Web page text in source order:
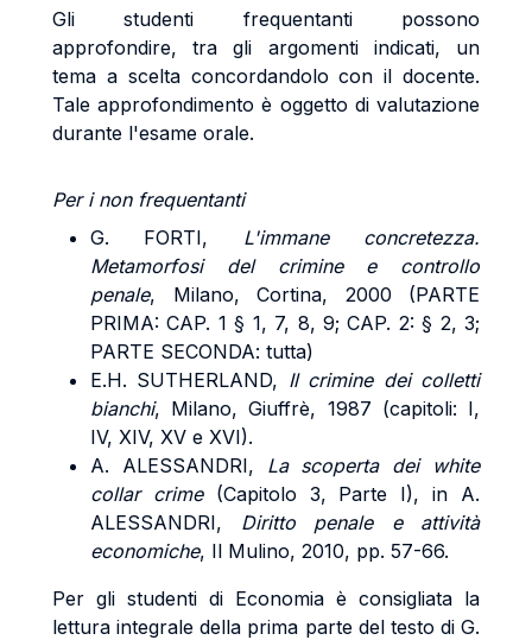
Gli studenti frequentanti possono
approfondire, tra gli argomenti indicati, un
tema a scelta concordandolo con il docente.
Tale approfondimento è oggetto di valutazione
durante l'esame orale.
Per i non frequentanti
G. FORTI, L'immane concretezza.
Metamorfosi del crimine e controllo
penale, Milano, Cortina, 2000 (PARTE
PRIMA: CAP. 1 § 1, 7, 8, 9; CAP. 2: § 2, 3;
PARTE SECONDA: tutta)
E.H. SUTHERLAND, Il crimine dei colletti
bianchi, Milano, Giuffrè, 1987 (capitoli: I,
IV, XIV, XV e XVI).
A. ALESSANDRI, La scoperta dei white
collar crime (Capitolo 3, Parte I), in A.
ALESSANDRI, Diritto penale e attività
economiche, Il Mulino, 2010, pp. 57-66.
Per gli studenti di Economia è consigliata la
lettura integrale della prima parte del testo di G.